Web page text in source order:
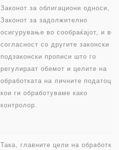
Законот за облигациони односи,
Законот за задолжително
осигурување во сообраќајот, и во
согласност со другите законски и
подзаконски прописи што го
регулираат обемот и целите на
обработката на личните податоци,
кои ги обработуваме како
контролор.
Така, главните цели на обработка